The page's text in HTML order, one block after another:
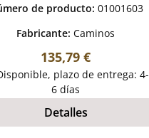
de producto: 01001603
Fabricante:Caminos
Precio normal:
135,79 €
plazo de entrega: 4-
6 días
Detalles